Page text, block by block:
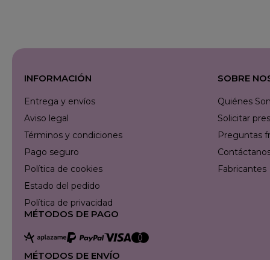
INFORMACIÓN
Entrega y envíos
Aviso legal
Términos y condiciones
Pago seguro
Política de cookies
Estado del pedido
Política de privacidad
SOBRE
Quiénes
Solicitar
Preguntas
Fabricantes
MÉTODOS DE PAGO
MÉTODOS DE ENVÍO